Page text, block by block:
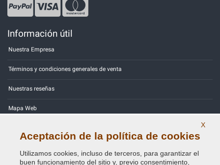
Información útil
Nuestra Empresa
Términos y condiciones generales de venta
Nuestras reseñas
Mapa Web
X
Aceptación de la política de cookies
Utilizamos cookies, incluso de terceros, para garantizar el
buen funcionamiento del sitio y, previo consentimiento,